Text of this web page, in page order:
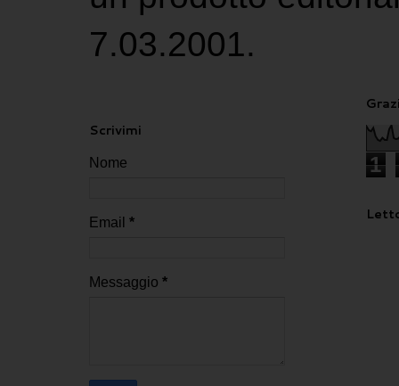
7.03.2001.
Scrivimi
Nome
Email *
Messaggio *
1